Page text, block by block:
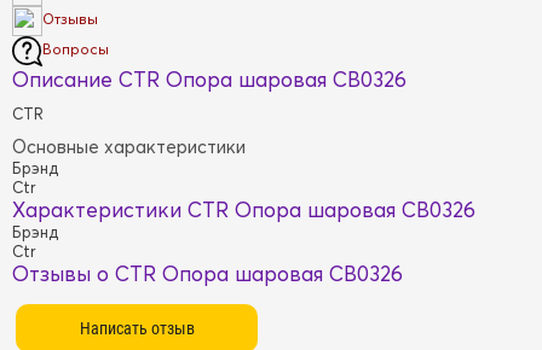
Отзывы
Вопросы
Описание CTR Опора шаровая CB0326
CTR
Основные характеристики
Брэнд
Ctr
Характеристики CTR Опора шаровая CB0326
Брэнд
Ctr
Отзывы о CTR Опора шаровая CB0326